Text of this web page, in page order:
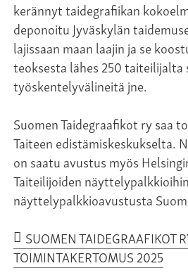
kerännyt taidegrafiikan
deponoitu Jyväskylän
lajissaan maan laajin ja se
teoksesta lähes 250 taiteilijalta
työskentelyvälineitä jne.
Suomen Taidegraafikot ry saa
Taiteen edistämiskeskukselta.
on saatu avustus myös
Taiteilijoiden
näyttelypalkkioavustusta
SUOMEN TAIDEGRAAFIKOT
TOIMINTAKERTOMUS 2025